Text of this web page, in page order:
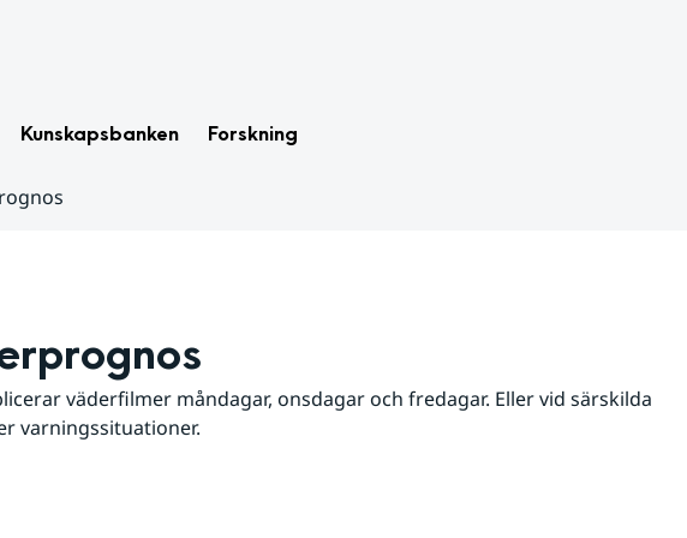
Kunskapsbanken Forskning
väderfilmer måndagar, onsdagar och fredagar. Eller vid särskilda
varningssituationer.